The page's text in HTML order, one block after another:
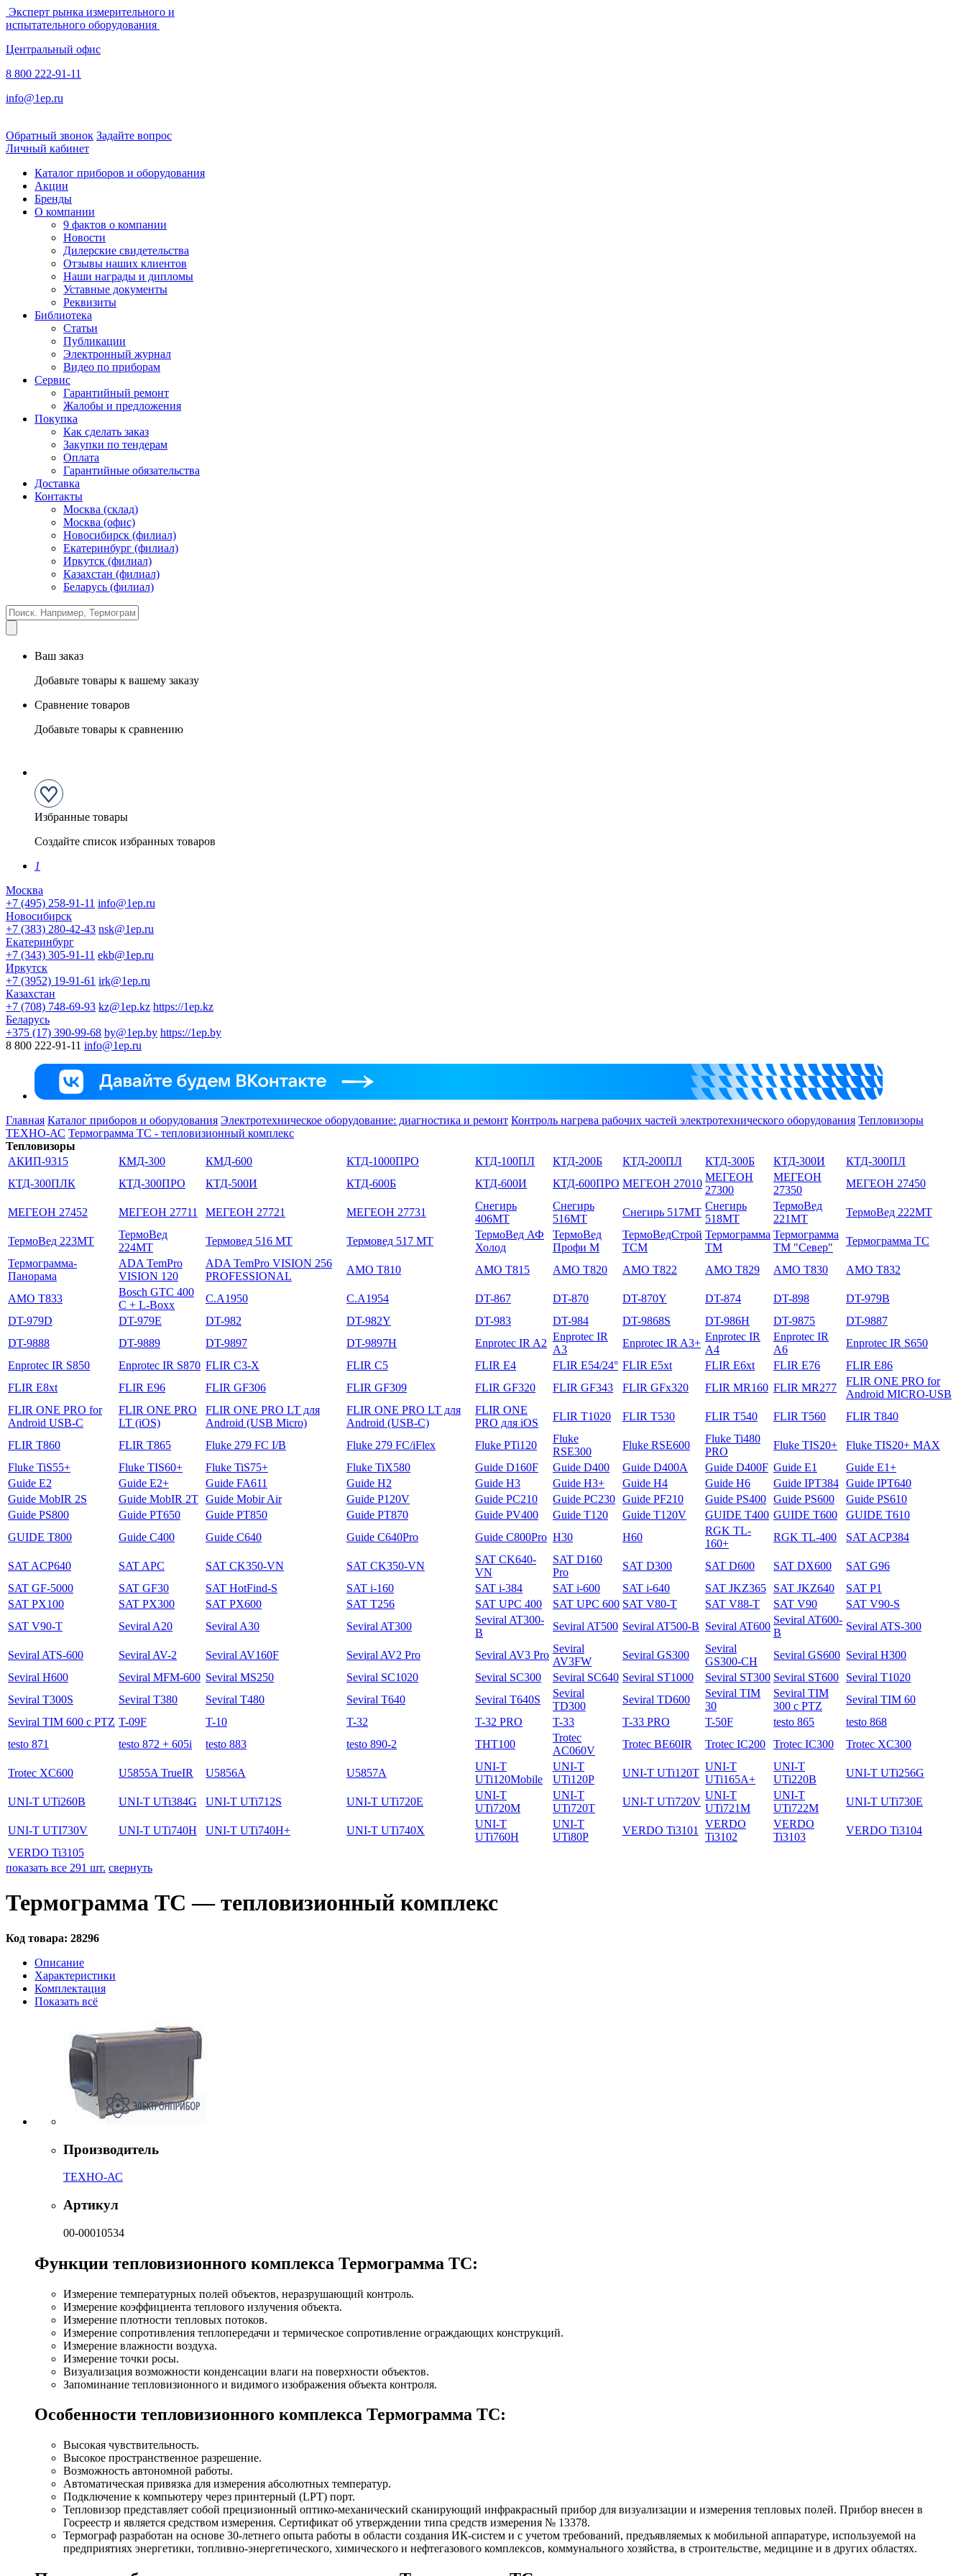
Эксперт рынка измерительного и
испытательного оборудования
Центральный офис
8 800 222-91-11
info@1ep.ru
Обратный звонок Задайте вопрос
Личный кабинет
Каталог приборов и оборудования
Акции
Бренды
О компании
9 фактов о компании
Новости
Дилерские свидетельства
Отзывы наших клиентов
Наши награды и дипломы
Уставные документы
Реквизиты
Библиотека
Статьи
Публикации
Электронный журнал
Видео по приборам
Сервис
Гарантийный ремонт
Жалобы и предложения
Покупка
Как сделать заказ
Закупки по тендерам
Оплата
Гарантийные обязательства
Доставка
Контакты
Москва (склад)
Москва (офис)
Новосибирск (филиал)
Екатеринбург (филиал)
Иркутск (филиал)
Казахстан (филиал)
Беларусь (филиал)
Ваш заказ
Добавьте товары к вашему заказу
Сравнение товаров
Добавьте товары к сравнению
Избранные товары
Создайте список избранных товаров
1
Москва
+7 (495) 258-91-11 info@1ep.ru
Новосибирск
+7 (383) 280-42-43 nsk@1ep.ru
Екатеринбург
+7 (343) 305-91-11 ekb@1ep.ru
Иркутск
+7 (3952) 19-91-61 irk@1ep.ru
Казахстан
+7 (708) 748-69-93 kz@1ep.kz https://1ep.kz
Беларусь
+375 (17) 390-99-68 by@1ep.by https://1ep.by
8 800 222-91-11 info@1ep.ru
Главная Каталог приборов и оборудования Электротехническое оборудование: диагностика и ремонт Контроль нагрева рабочих частей электротехнического оборудования Тепловизоры
ТЕХНО-АС Термограмма ТС - тепловизионный комплекс
Тепловизоры
АКИП-9315
КМД-300 КМД-600 КТД-1000ПРО КТД-100ПЛ КТД-200Б КТД-200ПЛ КТД-300Б КТД-300И
КТД-300ПЛ
КТД-300ПЛК
КТД-300ПРО КТД-500И КТД-600Б КТД-600И КТД-600ПРО МЕГЕОН 27010
МЕГЕОН
27300
МЕГЕОН
27350
МЕГЕОН 27450
МЕГЕОН 27452 МЕГЕОН 27711 МЕГЕОН 27721 МЕГЕОН 27731
Снегирь
406МТ
Снегирь
516МТ
Снегирь 517МТ
Снегирь
518МТ
ТермоВед
221МТ
ТермоВед 222МТ
ТермоВед 223МТ
ТермоВед
224МТ
Термовед 516 МТ Термовед 517 МТ
ТермоВед АФ
Холод
ТермоВед
Профи М
ТермоВедСтрой
ТСМ
Термограмма
ТМ
Термограмма
ТМ "Север"
Термограмма ТС
Термограмма-
Панорама
ADA TemPro
VISION 120
ADA TemPro VISION 256
PROFESSIONAL
AMO T810 AMO T815 AMO T820 AMO T822 AMO T829 AMO T830 AMO T832
AMO T833
Bosch GTC 400
C + L-Boxx
C.A1950 C.A1954 DT-867 DT-870 DT-870Y DT-874 DT-898
DT-979B
DT-979D
DT-979E DT-982 DT-982Y DT-983 DT-984 DT-9868S DT-986H DT-9875
DT-9887
DT-9888
DT-9889 DT-9897 DT-9897H Enprotec IR A2
Enprotec IR
A3
Enprotec IR A3+
Enprotec IR
A4
Enprotec IR
A6
Enprotec IR S650
Enprotec IR S850
Enprotec IR S870 FLIR C3-X FLIR C5 FLIR E4 FLIR E54/24° FLIR E5xt FLIR E6xt FLIR E76
FLIR E86
FLIR E8xt
FLIR E96 FLIR GF306 FLIR GF309 FLIR GF320 FLIR GF343 FLIR GFх320 FLIR MR160 FLIR MR277
FLIR ONE PRO for
Android MICRO-USB
FLIR ONE PRO for
Android USB-C
FLIR ONE PRO
LT (iOS)
FLIR ONE PRO LT для
Android (USB Micro)
FLIR ONE PRO LT для
Android (USB-C)
FLIR ONE
PRO для iOS
FLIR T1020 FLIR T530 FLIR T540 FLIR T560 FLIR T840
FLIR T860 FLIR T865 Fluke 279 FC I/B Fluke 279 FC/iFlex Fluke PTi120
Fluke
RSE300
Fluke RSE600
Fluke Ti480
PRO
Fluke TIS20+
Fluke TIS20+ MAX
Fluke TiS55+
Fluke TIS60+ Fluke TiS75+ Fluke TiX580 Guide D160F Guide D400 Guide D400A Guide D400F Guide E1
Guide E1+
Guide E2
Guide E2+ Guide FA611 Guide H2 Guide H3 Guide H3+ Guide H4 Guide H6 Guide IPT384 Guide IPT640
Guide MobIR 2S
Guide MobIR 2T Guide Mobir Air Guide P120V Guide PC210 Guide PC230 Guide PF210 Guide PS400 Guide PS600
Guide PS610
Guide PS800
Guide PT650 Guide PT850 Guide PT870 Guide PV400 Guide T120 Guide T120V GUIDE T400 GUIDE T600
GUIDE T610
GUIDE T800
Guide С400 Guide С640 Guide С640Pro Guide С800Pro H30 H60
RGK TL-
160+
RGK TL-400 SAT ACP384
SAT ACP640 SAT APC SAT CK350-VN SAT CK350-VN
SAT CK640-
VN
SAT D160
Pro
SAT D300 SAT D600 SAT DX600
SAT G96
SAT GF-5000
SAT GF30 SAT HotFind-S SAT i-160 SAT i-384 SAT i-600 SAT i-640 SAT JKZ365 SAT JKZ640
SAT P1
SAT PX100
SAT PX300 SAT PX600 SAT T256 SAT UPC 400 SAT UPC 600 SAT V80-T SAT V88-T SAT V90
SAT V90-S
SAT V90-T
Seviral A20 Seviral A30 Seviral AT300
Seviral AT300-
B
Seviral AT500 Seviral AT500-B Seviral AT600
Seviral AT600-
B
Seviral ATS-300
Seviral ATS-600 Seviral AV-2 Seviral AV160F Seviral AV2 Pro Seviral AV3 Pro
Seviral
AV3FW
Seviral GS300
Seviral
GS300-CH
Seviral GS600 Seviral H300
Seviral H600
Seviral MFM-600 Seviral MS250 Seviral SC1020 Seviral SC300 Seviral SC640 Seviral ST1000 Seviral ST300 Seviral ST600
Seviral T1020
Seviral T300S
Seviral T380 Seviral T480 Seviral T640 Seviral T640S
Seviral
TD300
Seviral TD600
Seviral TIM
30
Seviral TIM
300 с PTZ
Seviral TIM 60
Seviral TIM 600 с PTZ T-09F T-10 T-32 T-32 PRO T-33 T-33 PRO T-50F testo 865
testo 868
testo 871
testo 872 + 605i testo 883 testo 890-2 THT100
Trotec
AC060V
Trotec BE60IR Trotec IC200 Trotec IC300 Trotec XC300
Trotec XC600 U5855A TrueIR U5856A U5857A
UNI-T
UTi120Mobile
UNI-T
UTi120P
UNI-T UTi120T
UNI-T
UTi165A+
UNI-T
UTi220B
UNI-T UTi256G
UNI-T UTi260B UNI-T UTi384G UNI-T UTi712S UNI-T UTi720E
UNI-T
UTi720M
UNI-T
UTi720T
UNI-T UTi720V
UNI-T
UTi721M
UNI-T
UTi722M
UNI-T UTi730E
UNI-T UTI730V UNI-T UTi740H UNI-T UTi740H+ UNI-T UTi740X
UNI-T
UTi760H
UNI-T
UTi80P
VERDO Ti3101
VERDO
Ti3102
VERDO
Ti3103
VERDO Ti3104
VERDO Ti3105
показать все 291 шт. свернуть
Термограмма ТС — тепловизионный комплекс
Код товара: 28296
Описание
Характеристики
Комплектация
Показать всё
Производитель
ТЕХНО-АС
Артикул
00-00010534
Функции тепловизионного комплекса Термограмма ТС:
Измерение температурных полей объектов, неразрушающий контроль.
Измерение коэффициента теплового излучения объекта.
Измерение плотности тепловых потоков.
Измерение сопротивления теплопередачи и термическое сопротивление ограждающих конструкций.
Измерение влажности воздуха.
Измерение точки росы.
Визуализация возможности конденсации влаги на поверхности объектов.
Запоминание тепловизионного и видимого изображения объекта контроля.
Особенности тепловизионного комплекса Термограмма ТС:
Высокая чувствительность.
Высокое пространственное разрешение.
Возможность автономной работы.
Автоматическая привязка для измерения абсолютных температур.
Подключение к компьютеру через принтерный (LPT) порт.
Тепловизор представляет собой прецизионный оптико-механический сканирующий инфракрасный прибор для визуализации и измерения тепловых полей. Прибор внесен в
Госреестр и является средством измерения. Сертификат об утверждении типа средств измерения № 13378.
Термограф разработан на основе 30-летнего опыта работы в области создания ИК-систем и с учетом требований, предъявляемых к мобильной аппаратуре, используемой на
предприятиях энергетики, топливно-энергетического, химического и нефтегазового комплексов, коммунального хозяйства, в строительстве, медицине и в других областях.